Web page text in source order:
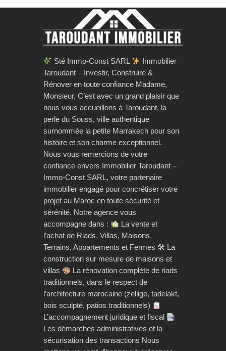
Sté Immo-Const SARL
Immobilier
Taroudant – Investir, Construire &
Rénover en toute confiance Madame,
Monsieur, C’est avec un grand plaisir que
nous vous accueillons à Taroudant, la
perle du Souss, ville authentique
surnommée la petite Marrakech pour son
histoire et son charme exceptionnel.
Nous vous remercions de votre
confiance envers Immobilier Taroudant –
Immo-Const SARL, votre partenaire
immobilier engagé pour concrétiser votre
projet au Maroc en toute sécurité et
sérénité. Notre agence vous
accompagne dans :
La vente et
l’achat de Riads, Villas, Maisons,
Terrains, Appartements et Fermes 🛠 La
construction sur mesure de maisons et
villas
La rénovation complète de riads
traditionnels, dans le respect de
l’architecture marocaine (zellige, tadelakt,
bois sculpté, patios traditionnels)
L’accompagnement juridique et fiscal
Les démarches administratives et la
sécurisation des transactions Nous